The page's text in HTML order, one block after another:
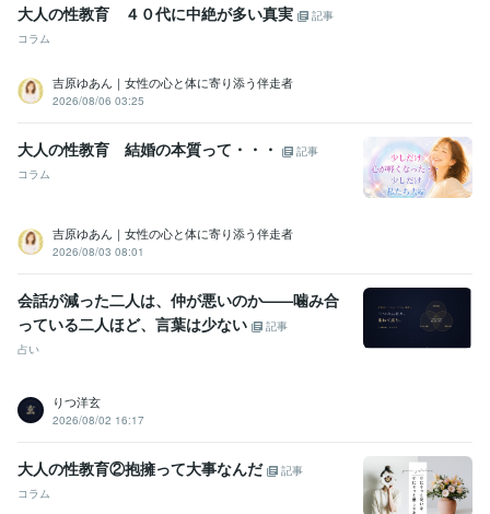
大人の性教育 ４０代に中絶が多い真実
記事
コラム
吉原ゆあん｜女性の心と体に寄り添う伴走者
2026/08/06 03:25
大人の性教育 結婚の本質って・・・
記事
コラム
吉原ゆあん｜女性の心と体に寄り添う伴走者
2026/08/03 08:01
会話が減った二人は、仲が悪いのか——噛み合
っている二人ほど、言葉は少ない
記事
占い
りつ洋玄
2026/08/02 16:17
大人の性教育②抱擁って大事なんだ
記事
コラム